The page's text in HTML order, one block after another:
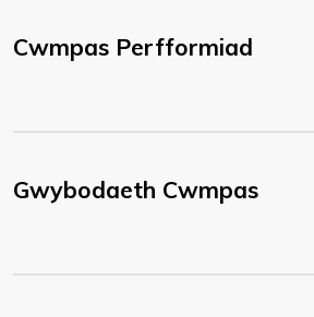
Cwmpas Perfformiad
Gwybodaeth Cwmpas